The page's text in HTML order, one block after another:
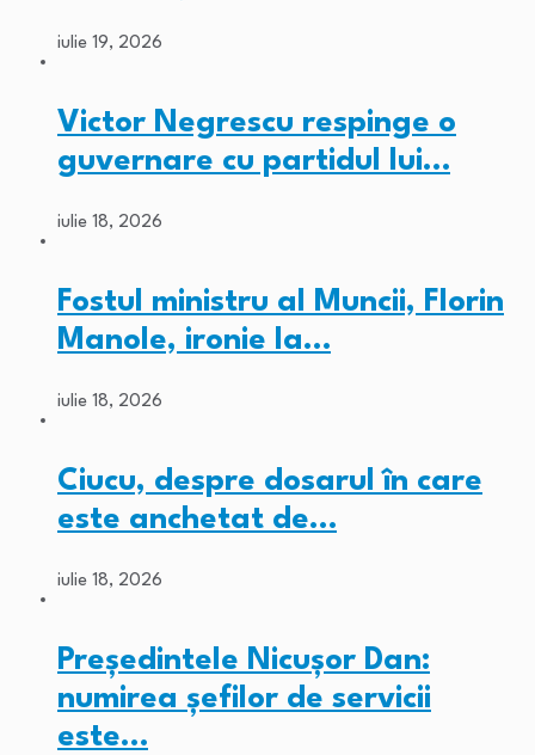
iulie 19, 2026
Victor Negrescu respinge o
guvernare cu partidul lui…
iulie 18, 2026
Fostul ministru al Muncii, Florin
Manole, ironie la…
iulie 18, 2026
Ciucu, despre dosarul în care
este anchetat de…
iulie 18, 2026
Președintele Nicușor Dan:
numirea șefilor de servicii
este…